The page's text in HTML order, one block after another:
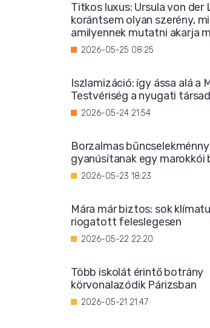
Titkos luxus: Ursula von der
korántsem olyan szerény,
amilyennek mutatni akarja
2026-05-25 08:25
Iszlamizáció: így ássa alá a
Testvériség a nyugati
2026-05-24 21:54
Borzalmas
gyanúsítanak egy marokkói
2026-05-23 18:23
Mára már biztos: sok
riogatott feleslegesen
2026-05-22 22:20
Több iskolát érintő botrány
körvonalazódik Párizsban
2026-05-21 21:47